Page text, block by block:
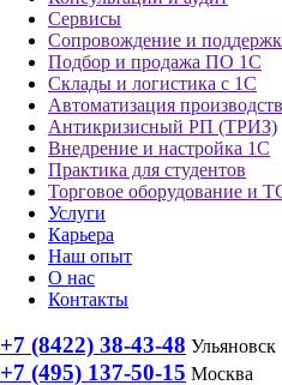
Сервисы
Сопровождение и
Подбор и продажа ПО 1С
Склады и логистика с 1С
Автоматизация
Антикризисный РП (ТРИЗ)
Внедрение и настройка 1С
Практика для студентов
Торговое оборудование и
Услуги
Карьера
Наш опыт
О нас
Контакты
+7 (8422) 38-43-48 Ульяновск
+7 (495) 137-50-15 Москва